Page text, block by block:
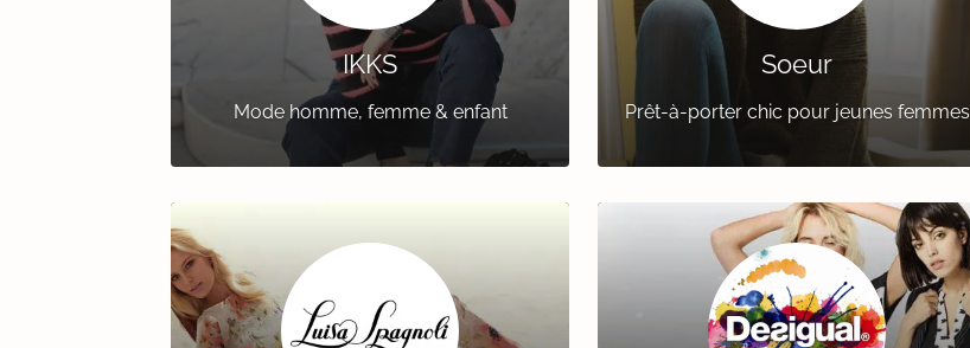
IKKS
Mode homme, femme & enfant
Soeur
Prêt-à-porter chic pour jeunes femmes